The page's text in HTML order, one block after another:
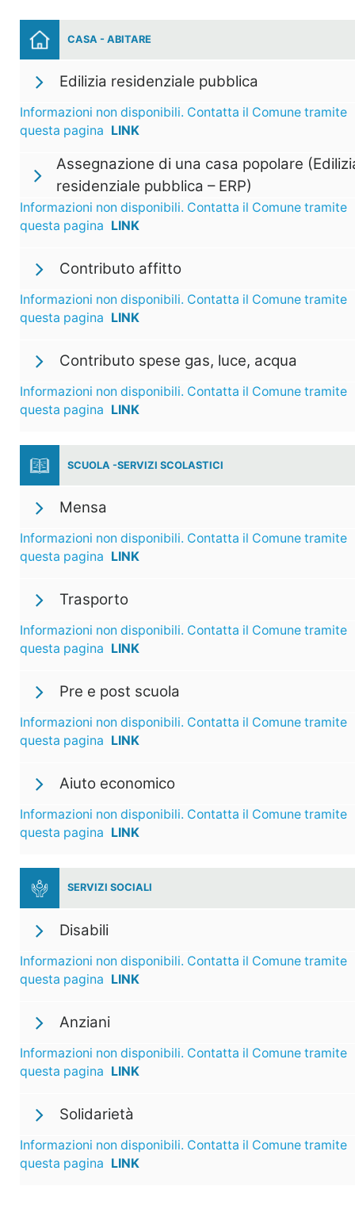
CASA - ABITARE
Edilizia residenziale pubblica
Informazioni non disponibili. Contatta il Comune tramite
questa pagina LINK
Assegnazione di una casa popolare
residenziale pubblica – ERP)
Informazioni non disponibili. Contatta il Comune tramite
questa pagina LINK
Contributo affitto
Informazioni non disponibili. Contatta il Comune tramite
questa pagina LINK
Contributo spese gas, luce, acqua
Informazioni non disponibili. Contatta il Comune tramite
questa pagina LINK
SCUOLA -SERVIZI SCOLASTICI
Mensa
Informazioni non disponibili. Contatta il Comune tramite
questa pagina LINK
Trasporto
Informazioni non disponibili. Contatta il Comune tramite
questa pagina LINK
Pre e post scuola
Informazioni non disponibili. Contatta il Comune tramite
questa pagina LINK
Aiuto economico
Informazioni non disponibili. Contatta il Comune tramite
questa pagina LINK
SERVIZI SOCIALI
Disabili
Informazioni non disponibili. Contatta il Comune tramite
questa pagina LINK
Anziani
Informazioni non disponibili. Contatta il Comune tramite
questa pagina LINK
Solidarietà
Informazioni non disponibili. Contatta il Comune tramite
questa pagina LINK